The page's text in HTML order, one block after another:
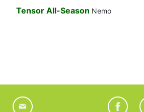
Tensor All-Season Nemo